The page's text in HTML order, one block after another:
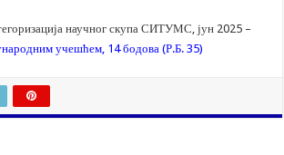
научног скупа СИТУМС, јун 2025 –
учешћем, 14 бодова (Р.Б. 35)